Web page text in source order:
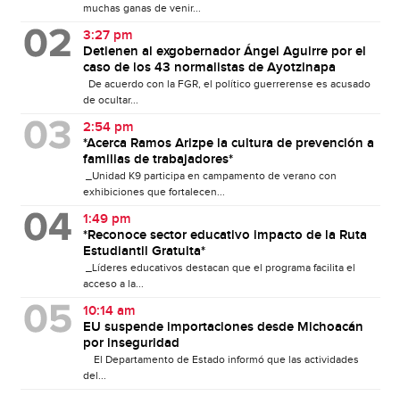
muchas ganas de venir...
3:27 pm
Detienen al exgobernador Ángel Aguirre por el
caso de los 43 normalistas de Ayotzinapa
De acuerdo con la FGR, el político guerrerense es acusado
de ocultar...
2:54 pm
*Acerca Ramos Arizpe la cultura de prevención a
familias de trabajadores*
_Unidad K9 participa en campamento de verano con
exhibiciones que fortalecen...
1:49 pm
*Reconoce sector educativo impacto de la Ruta
Estudiantil Gratuita*
_Líderes educativos destacan que el programa facilita el
acceso a la...
10:14 am
EU suspende importaciones desde Michoacán
por inseguridad
El Departamento de Estado informó que las actividades
del...